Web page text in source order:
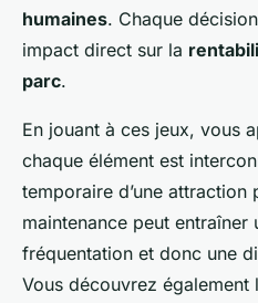
humaines. Chaque
impact direct sur la
parc.
En jouant à ces jeux, vous
chaque élément est
temporaire d’une attraction
maintenance peut entraîner
fréquentation et donc une
Vous découvrez également